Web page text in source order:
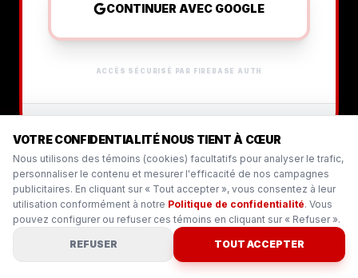
CONTINUER AVEC GOOGLE
ACCÈS SÉCURISÉ PAR FIREBASE AUTH
VOTRE CONFIDENTIALITÉ NOUS TIENT À CŒUR
Nous utilisons des témoins (cookies) facultatifs pour analyser le trafic,
personnaliser le contenu et mesurer l'efficacité de nos campagnes
publicitaires. En cliquant sur « Tout accepter », vous consentez à leur
utilisation conformément à notre Politique de confidentialité. Vous
pouvez configurer ou refuser ces témoins en cliquant sur « Refuser ».
REFUSER TOUT ACCEPTER